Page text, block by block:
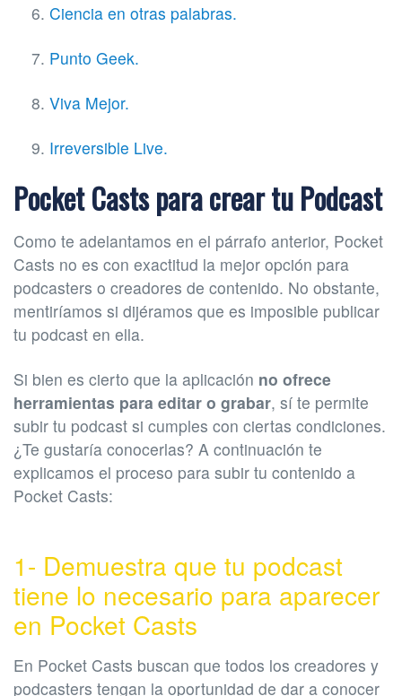
Ciencia en otras palabras.
Punto Geek.
Viva Mejor.
Irreversible Live.
Pocket Casts para crear tu Podcast
Como te adelantamos en el párrafo anterior, Pocket
Casts no es con exactitud la mejor opción para
podcasters o creadores de contenido. No obstante,
mentiríamos si dijéramos que es imposible publicar
tu podcast en ella.
Si bien es cierto que la aplicación no ofrece
herramientas para editar o grabar, sí te permite
subir tu podcast si cumples con ciertas condiciones.
¿Te gustaría conocerlas? A continuación te
explicamos el proceso para subir tu contenido a
Pocket Casts:
1- Demuestra que tu podcast
tiene lo necesario para aparecer
en Pocket Casts
En Pocket Casts buscan que todos los creadores y
podcasters tengan la oportunidad de dar a conocer